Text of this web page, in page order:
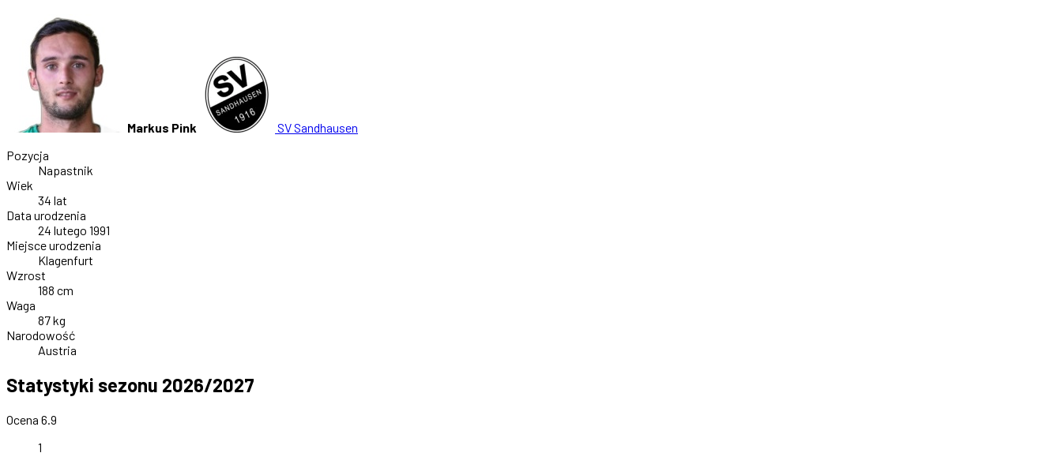
Markus Pink
SV Sandhausen
Pozycja
Napastnik
Wiek
34 lat
Data urodzenia
24 lutego 1991
Miejsce urodzenia
Klagenfurt
Wzrost
188 cm
Waga
87 kg
Narodowość
Austria
Statystyki sezonu 2026/2027
Ocena 6.9
1